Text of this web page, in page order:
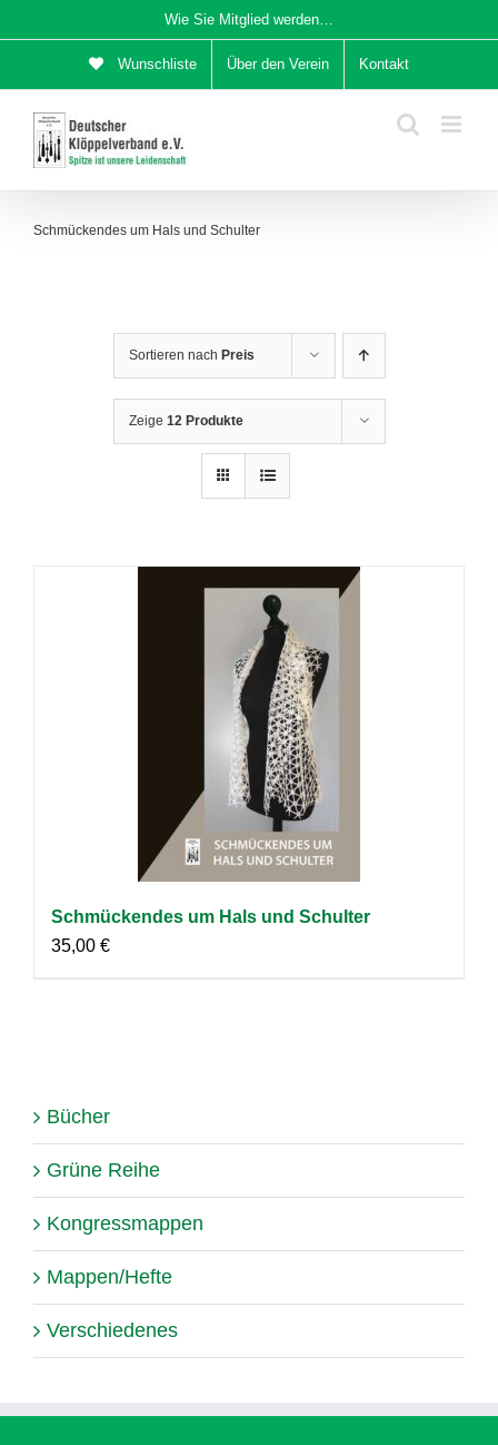
Inhalt
Wie Sie Mitglied werden…
Wunschliste Über den Verein Kontakt
Schmückendes um Hals und Schulter
Sortieren nach Preis
Zeige 12 Produkte
Schmückendes um Hals und Schulter
35,00 €
Bücher
Grüne Reihe
Kongressmappen
Mappen/Hefte
Verschiedenes